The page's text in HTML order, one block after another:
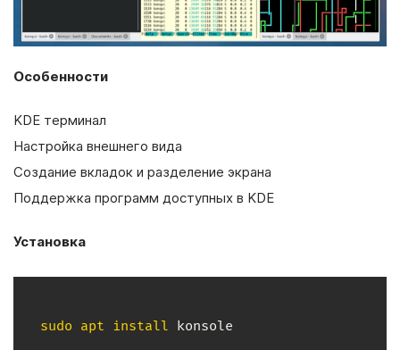
Особенности
KDE терминал
Настройка внешнего вида
Создание вкладок и разделение экрана
Поддержка программ доступных в KDE
Установка
sudo apt install